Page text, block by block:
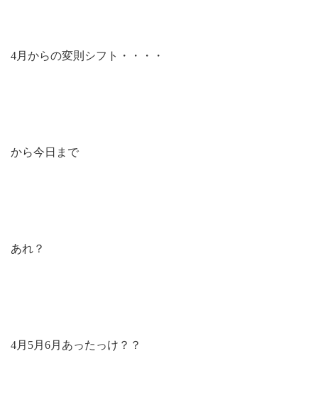
4月からの変則シフト・・・・
から今日まで
あれ？
4月5月6月あったっけ？？